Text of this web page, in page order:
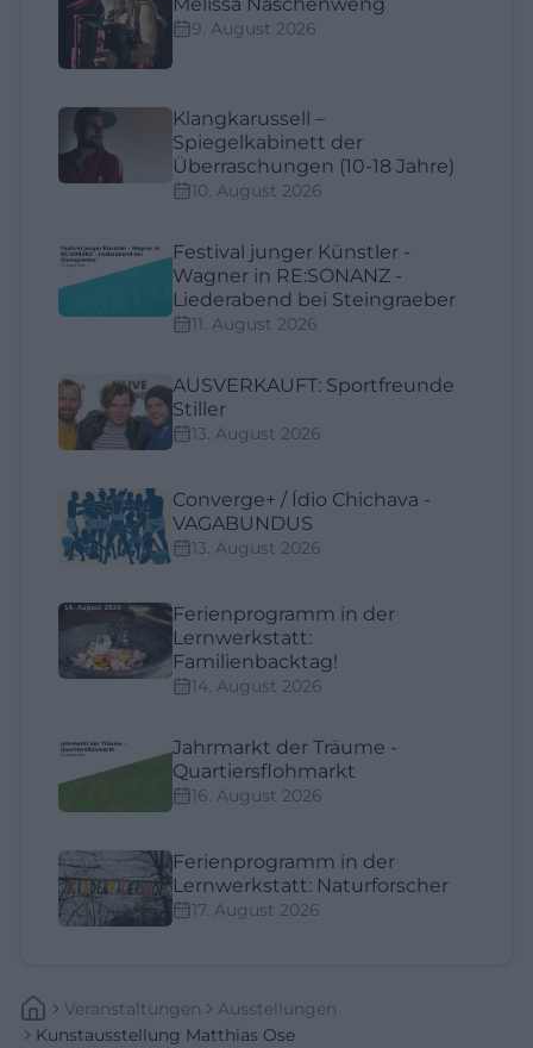
9. August 2026
Klangkarussell –
Spiegelkabinett der
Überraschungen (10-18 Jahre)
10. August 2026
Festival junger Künstler -
Wagner in RE:SONANZ -
Liederabend bei Steingraeber
11. August 2026
AUSVERKAUFT: Sportfreunde
Stiller
13. August 2026
Converge+ / Ídio Chichava -
VAGABUNDUS
13. August 2026
Ferienprogramm in der
Lernwerkstatt:
Familienbacktag!
14. August 2026
Jahrmarkt der Träume -
Quartiersflohmarkt
16. August 2026
Ferienprogramm in der
Lernwerkstatt: Naturforscher
17. August 2026
Veranstaltungen
Ausstellungen
Kunstausstellung Matthias Ose